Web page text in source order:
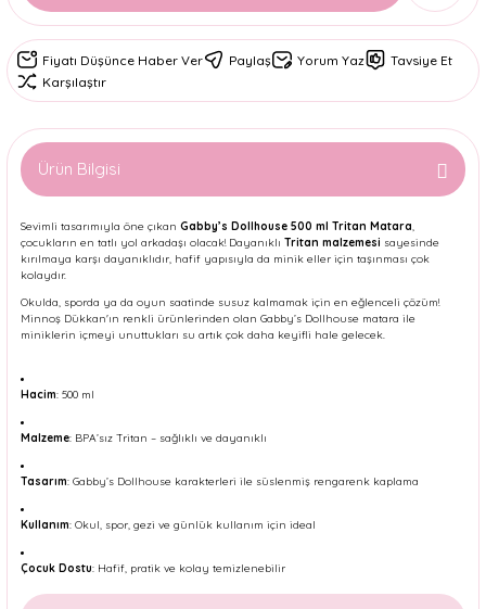
Fiyatı Düşünce Haber Ver Paylaş Yorum Yaz
Tavsiye Et
Karşılaştır
Ürün Bilgisi
Sevimli tasarımıyla öne çıkan Gabby’s Dollhouse 500 ml Tritan Matara,
çocukların en tatlı yol arkadaşı olacak! Dayanıklı Tritan malzemesi sayesinde
kırılmaya karşı dayanıklıdır, hafif yapısıyla da minik eller için taşınması çok
kolaydır.
Okulda, sporda ya da oyun saatinde susuz kalmamak için en eğlenceli çözüm!
Minnoş Dükkan'ın renkli ürünlerinden olan Gabby’s Dollhouse matara ile
miniklerin içmeyi unuttukları su artık çok daha keyifli hale gelecek.
Hacim: 500 ml
Malzeme: BPA’sız Tritan – sağlıklı ve dayanıklı
Tasarım: Gabby’s Dollhouse karakterleri ile süslenmiş rengarenk kaplama
Kullanım: Okul, spor, gezi ve günlük kullanım için ideal
Çocuk Dostu: Hafif, pratik ve kolay temizlenebilir